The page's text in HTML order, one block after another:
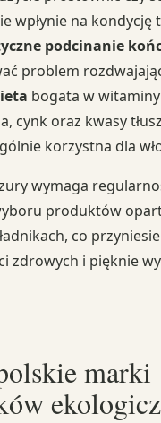
wpłynie na kondycję
podcinanie
problem
bogata w
cynk oraz kwasy
korzystna dla
wymaga
produktów
co
zdrowych i pięknie
marki